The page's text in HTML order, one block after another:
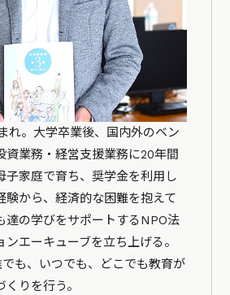
れ。大学卒業後、国内外のベン
資業務・経営支援業務に20年間
子家庭で育ち、奨学金を利用し
験から、経済的な困難を抱えて
達の学びをサポートするNPO法
エーキューブを立ち上げる。
も、いつでも、どこでも教育が
りを行う。